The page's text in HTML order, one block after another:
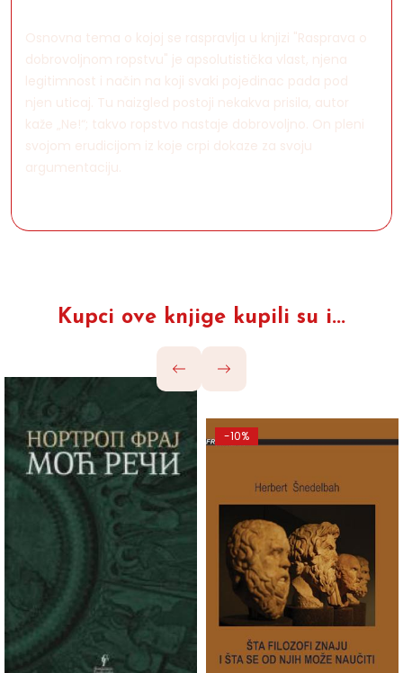
Osnovna tema o kojoj se raspravlja u knjizi "Rasprava o
dobrovoljnom ropstvu" je apsolutistička vlast, njena
legitimnost i način na koji svaki pojedinac pada pod
njen uticaj. Tu naizgled postoji nekakva prisila, autor
kaže „Ne!“; takvo ropstvo nastaje dobrovoljno. On pleni
svojom erudicijom iz koje crpi dokaze za svoju
argumentaciju.
Kupci ove knjige kupili su i...
-10%